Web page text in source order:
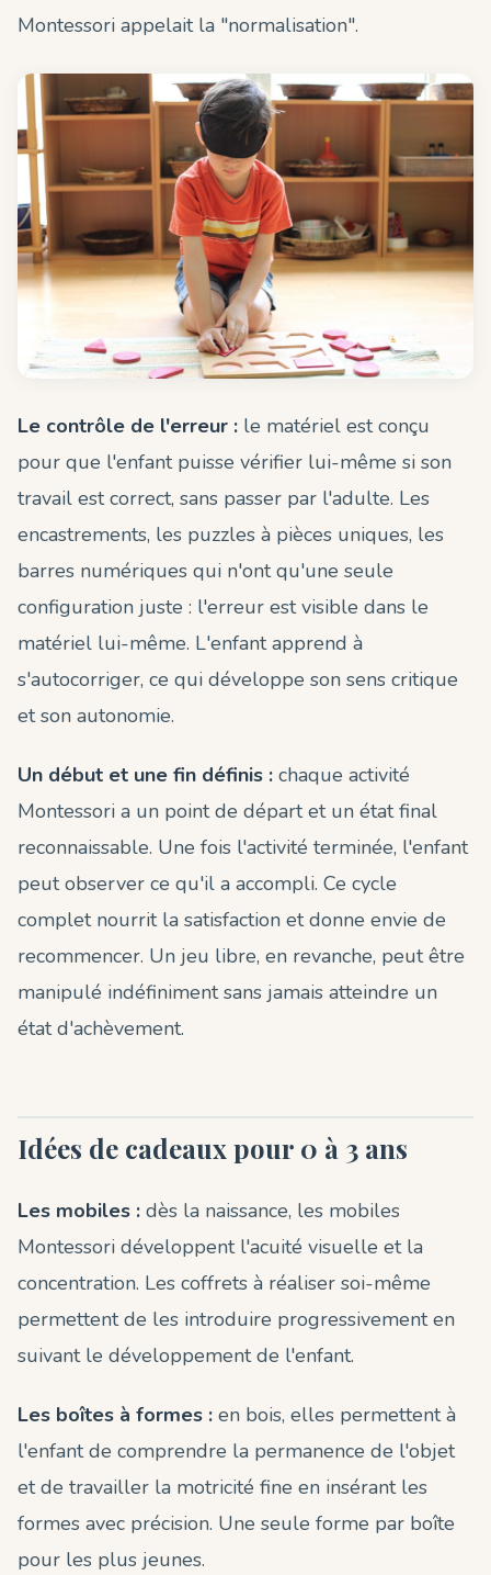
Montessori appelait la "normalisation".
Le contrôle de l'erreur : le matériel est conçu
pour que l'enfant puisse vérifier lui-même si son
travail est correct, sans passer par l'adulte. Les
encastrements, les puzzles à pièces uniques, les
barres numériques qui n'ont qu'une seule
configuration juste : l'erreur est visible dans le
matériel lui-même. L'enfant apprend à
s'autocorriger, ce qui développe son sens critique
et son autonomie.
Un début et une fin définis : chaque activité
Montessori a un point de départ et un état final
reconnaissable. Une fois l'activité terminée, l'enfant
peut observer ce qu'il a accompli. Ce cycle
complet nourrit la satisfaction et donne envie de
recommencer. Un jeu libre, en revanche, peut être
manipulé indéfiniment sans jamais atteindre un
état d'achèvement.
Idées de cadeaux pour 0 à 3 ans
Les mobiles : dès la naissance, les mobiles
Montessori développent l'acuité visuelle et la
concentration. Les coffrets à réaliser soi-même
permettent de les introduire progressivement en
suivant le développement de l'enfant.
Les boîtes à formes : en bois, elles permettent à
l'enfant de comprendre la permanence de l'objet
et de travailler la motricité fine en insérant les
formes avec précision. Une seule forme par boîte
pour les plus jeunes.